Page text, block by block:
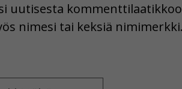
uutisesta
nimesi tai keksiä nimimerkki.